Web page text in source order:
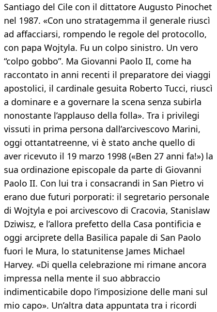
Santiago del Cile con il dittatore Augusto Pinochet
nel 1987. «Con uno stratagemma il generale riuscì
ad affacciarsi, rompendo le regole del protocollo,
con papa Wojtyla. Fu un colpo sinistro. Un vero
“colpo gobbo”. Ma Giovanni Paolo II, come ha
raccontato in anni recenti il preparatore dei viaggi
apostolici, il cardinale gesuita Roberto Tucci, riuscì
a dominare e a governare la scena senza subirla
nonostante l’applauso della folla». Tra i privilegi
vissuti in prima persona dall’arcivescovo Marini,
oggi ottantatreenne, vi è stato anche quello di
aver ricevuto il 19 marzo 1998 («Ben 27 anni fa!») la
sua ordinazione episcopale da parte di Giovanni
Paolo II. Con lui tra i consacrandi in San Pietro vi
erano due futuri porporati: il segretario personale
di Wojtyla e poi arcivescovo di Cracovia, Stanislaw
Dziwisz, e l’allora prefetto della Casa pontificia e
oggi arciprete della Basilica papale di San Paolo
fuori le Mura, lo statunitense James Michael
Harvey. «Di quella celebrazione mi rimane ancora
impressa nella mente il suo abbraccio
indimenticabile dopo l’imposizione delle mani sul
mio capo». Un’altra data appuntata tra i ricordi